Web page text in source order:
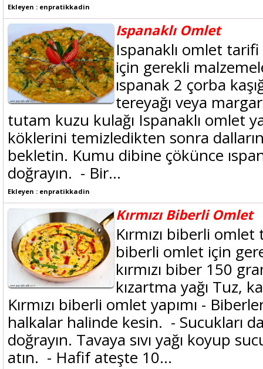
Ekleyen : enpratikkadin
Ispanaklı Omlet
Ispanaklı omlet
için gerekli
ıspanak 2 çorba
tereyağı veya
tutam kuzu kulağı Ispanaklı omlet
köklerini temizledikten sonra
bekletin. Kumu dibine çökünce
doğrayın. - Bir...
Ekleyen : enpratikkadin
Kırmızı Biberli Omlet
Kırmızı biberli omlet
biberli omlet için
kırmızı biber 150
kızartma yağı Tuz,
Kırmızı biberli omlet yapımı -
halkalar halinde kesin. - Sucukları
doğrayın. Tavaya sıvı yağı koyup
atın. - Hafif ateşte 10...